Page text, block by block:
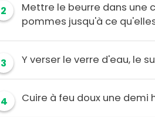
2
Mettre le beurre dans une
pommes jusqu'à ce
3 Y verser le verre d'eau, le
4 Cuire à feu doux une demi